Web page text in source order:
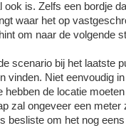
ook is. Zelfs een bordje
waar het op
om naar de volgende
scenario bij het laatste
vinden. Niet eenvoudig
hebben de locatie
zal ongeveer een meter
besliste om het nog